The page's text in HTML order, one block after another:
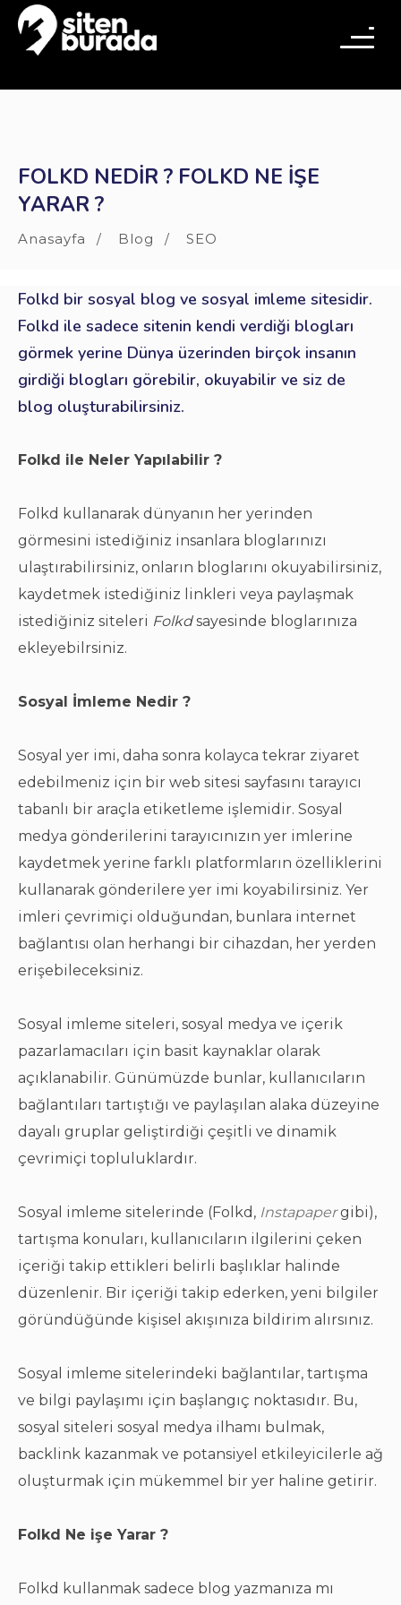
FOLKD NEDIR ? FOLKD NE İŞE
YARAR ?
Anasayfa Blog SEO
Folkd bir sosyal blog ve sosyal imleme sitesidir.
Folkd ile sadece sitenin kendi verdiği blogları
görmek yerine Dünya üzerinden birçok insanın
girdiği blogları görebilir, okuyabilir ve siz de
blog oluşturabilirsiniz.
Folkd ile Neler Yapılabilir ?
Folkd kullanarak dünyanın her yerinden
görmesini istediğiniz insanlara bloglarınızı
ulaştırabilirsiniz, onların bloglarını okuyabilirsiniz,
kaydetmek istediğiniz linkleri veya paylaşmak
istediğiniz siteleri Folkdsayesinde bloglarınıza
ekleyebilrsiniz.
Sosyal İmleme Nedir ?
Sosyal yer imi, daha sonra kolayca tekrar ziyaret
edebilmeniz için bir web sitesi sayfasını tarayıcı
tabanlı bir araçla etiketleme işlemidir. Sosyal
medya gönderilerini tarayıcınızın yer imlerine
kaydetmek yerine farklı platformların özelliklerini
kullanarak gönderilere yer imi koyabilirsiniz. Yer
imleri çevrimiçi olduğundan, bunlara internet
bağlantısı olan herhangi bir cihazdan, her yerden
erişebileceksiniz.
Sosyal imleme siteleri, sosyal medya ve içerik
pazarlamacıları için basit kaynaklar olarak
açıklanabilir. Günümüzde bunlar, kullanıcıların
bağlantıları tartıştığı ve paylaşılan alaka düzeyine
dayalı gruplar geliştirdiği çeşitli ve dinamik
çevrimiçi topluluklardır.
Sosyal imleme sitelerinde (Folkd, Instapapergibi),
tartışma konuları, kullanıcıların ilgilerini çeken
içeriği takip ettikleri belirli başlıklar halinde
düzenlenir. Bir içeriği takip ederken, yeni bilgiler
göründüğünde kişisel akışınıza bildirim alırsınız.
Sosyal imleme sitelerindeki bağlantılar, tartışma
ve bilgi paylaşımı için başlangıç ​​noktasıdır. Bu,
sosyal siteleri sosyal medya ilhamı bulmak,
backlink kazanmak ve potansiyel etkileyicilerle ağ
oluşturmak için mükemmel bir yer haline getirir.
Folkd Ne işe Yarar ?
Folkd kullanmak sadece blog yazmanıza mı